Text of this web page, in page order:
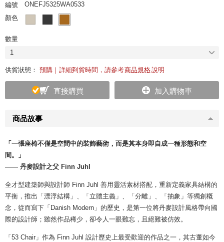
商品故事
「一張座椅不僅是空間中的裝飾藝術，而是其本身即自成一種形態和空
間。」
—— 丹麥設計之父 Finn Juhl
全才型建築師與設計師 Finn Juhl 善用靈活素材搭配，重新定義家具結構的
平衡，推出「漂浮結構」、「立體主義」、「分離」、「抽象」等獨創概
念，從而寫下「Danish Modern」的歷史，是第一位將丹麥設計風格帶向國
際的設計師；雖然作品稀少，卻令人一眼難忘，且絕難被仿效。
「53 Chair」作為 Finn Juhl 設計歷史上最受歡迎的作品之一，其古董如今
編號
ONEFJ5325WA0533
顏色
數量
1
供貨狀態： 預購｜詳細到貨時間，請參考商品規格說明
直接購買 加入購物車